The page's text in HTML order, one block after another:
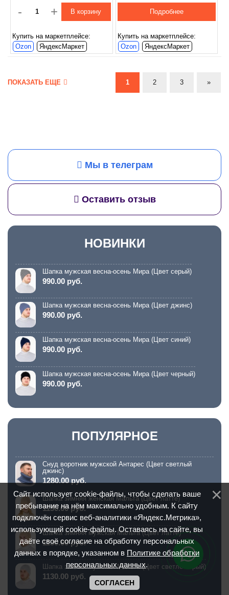
- + В корзину
Купить на маркетплейсе:
Ozon
ЯндексМаркет
Подробнее
Купить на маркетплейсе:
Ozon
ЯндексМаркет
ПОКАЗАТЬ ЕЩЕ 1 2 3 »
Мы в телеграм
Оставить отзыв
НОВИНКИ
Шапка мужская весна-осень Мира (Цвет серый)
990.00 руб.
Шапка мужская весна-осень Мира (Цвет джинс)
990.00 руб.
Шапка мужская весна-осень Мира (Цвет синий)
990.00 руб.
Шапка мужская весна-осень Мира (Цвет черный)
990.00 руб.
ПОПУЛЯРНОЕ
Снуд воротник мужской Антарес (Цвет светлый
джинс)
1280.00 руб.
Шапка зимняя женская Мальта (Цвет латте)
1130.00 руб.
Шапка зимняя мужская Мальта (Цвет латте)
1130.00 руб.
Шапка зимняя мужская Мальта (Цвет светло-серый)
1130.00 руб.
Сайт использует cookie-файлы, чтобы сделать ваше
пребывание на нём максимально удобным. К сайту
подключён сервис веб-аналитики «Яндекс.Метрика»,
использующий cookie-файлы. Оставаясь на сайте, вы
даёте своё согласие на обработку персональных
данных в порядке, указанном в Политике обработки
персональных данных.
СОГЛАСЕН